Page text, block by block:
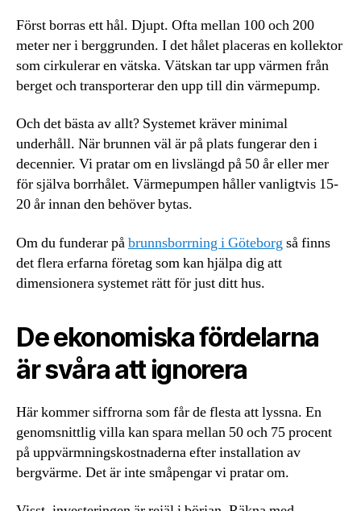
Först borras ett hål. Djupt. Ofta mellan 100 och 200
meter ner i berggrunden. I det hålet placeras en kollektor
som cirkulerar en vätska. Vätskan tar upp värmen från
berget och transporterar den upp till din värmepump.
Och det bästa av allt? Systemet kräver minimal
underhåll. När brunnen väl är på plats fungerar den i
decennier. Vi pratar om en livslängd på 50 år eller mer
för själva borrhålet. Värmepumpen håller vanligtvis 15-
20 år innan den behöver bytas.
Om du funderar påbrunnsborrning i Göteborgså finns
det flera erfarna företag som kan hjälpa dig att
dimensionera systemet rätt för just ditt hus.
De ekonomiska fördelarna
är svåra att ignorera
Här kommer siffrorna som får de flesta att lyssna. En
genomsnittlig villa kan spara mellan 50 och 75 procent
på uppvärmningskostnaderna efter installation av
bergvärme. Det är inte småpengar vi pratar om.